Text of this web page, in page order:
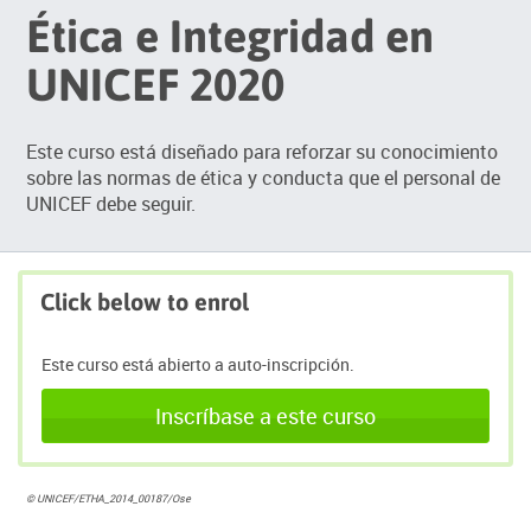
Ética e Integridad en
UNICEF 2020
Este curso está diseñado para reforzar su conocimiento
sobre las normas de ética y conducta que el personal de
UNICEF debe seguir.
Click below to enrol
Este curso está abierto a auto-inscripción.
Inscríbase a este curso
© UNICEF/ETHA_2014_00187/Ose